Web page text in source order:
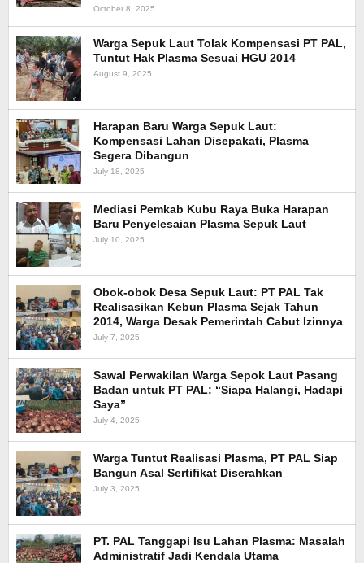
October 8, 2025
Warga Sepuk Laut Tolak Kompensasi PT PAL,
Tuntut Hak Plasma Sesuai HGU 2014
August 9, 2025
Harapan Baru Warga Sepuk Laut:
Kompensasi Lahan Disepakati, Plasma
Segera Dibangun
July 18, 2025
Mediasi Pemkab Kubu Raya Buka Harapan
Baru Penyelesaian Plasma Sepuk Laut
July 10, 2025
Obok-obok Desa Sepuk Laut: PT PAL Tak
Realisasikan Kebun Plasma Sejak Tahun
2014, Warga Desak Pemerintah Cabut Izinnya
July 7, 2025
Sawal Perwakilan Warga Sepok Laut Pasang
Badan untuk PT PAL: “Siapa Halangi, Hadapi
Saya”
July 4, 2025
Warga Tuntut Realisasi Plasma, PT PAL Siap
Bangun Asal Sertifikat Diserahkan
July 3, 2025
PT. PAL Tanggapi Isu Lahan Plasma: Masalah
Administratif Jadi Kendala Utama